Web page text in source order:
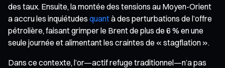
des taux. Ensuite, la montée des tensions au Moyen-Orient
a accru les inquiétudes quantà des perturbations de l’offre
pétrolière, faisant grimper le Brent de plus de 6 % en une
seule journée et alimentant les craintes de « stagflation ».
Dans ce contexte, l’or—actif refuge traditionnel—n’a pas